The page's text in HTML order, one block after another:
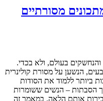
מסורתיים
בעולם, ולא בכדי.
הנשען על מסורת קולינרית
ביותר ללמוד את הסודות
הסבתות – הנשים ששומרות
אותם הלאה. במאמר זה